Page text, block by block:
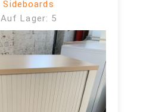
Sideboards
Auf Lager: 5